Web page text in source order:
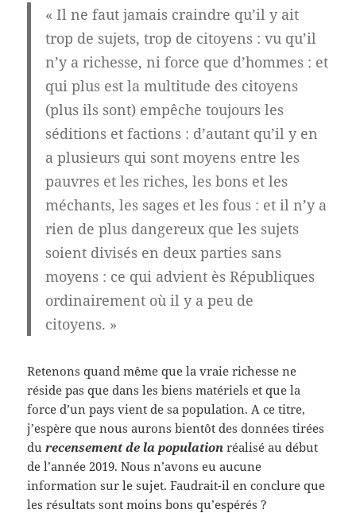
« Il ne faut jamais craindre qu’il y ait
trop de sujets, trop de citoyens : vu qu’il
n’y a richesse, ni force que d’hommes : et
qui plus est la multitude des citoyens
(plus ils sont) empêche toujours les
séditions et factions : d’autant qu’il y en
a plusieurs qui sont moyens entre les
pauvres et les riches, les bons et les
méchants, les sages et les fous : et il n’y a
rien de plus dangereux que les sujets
soient divisés en deux parties sans
moyens : ce qui advient ès Républiques
ordinairement où il y a peu de
citoyens. »
Retenons quand même que la vraie richesse ne
réside pas que dans les biens matériels et que la
force d’un pays vient de sa population. A ce titre,
j’espère que nous aurons bientôt des données tirées
du recensement de la population réalisé au début
de l’année 2019. Nous n’avons eu aucune
information sur le sujet. Faudrait-il en conclure que
les résultats sont moins bons qu’espérés ?